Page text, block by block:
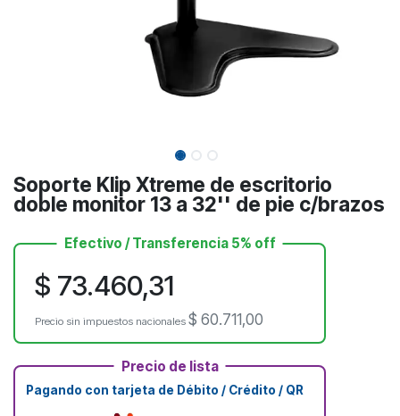
Soporte Klip Xtreme de escritorio
doble monitor 13 a 32'' de pie c/brazos
Efectivo / Transferencia 5% off
$ 73.460,31
Precio sin impuestos nacionales $ 60.711,00
Precio de lista
Pagando con tarjeta de Débito / Crédito / QR